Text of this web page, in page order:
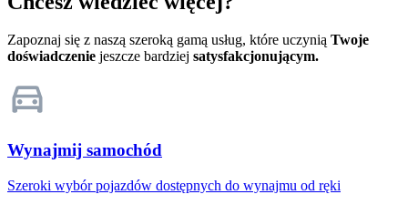
Zapoznaj się z naszą szeroką gamą usług, które uczynią Twoje
doświadczenie jeszcze bardziej satysfakcjonującym.
Wynajmij samochód
Szeroki wybór pojazdów dostępnych do wynajmu od ręki